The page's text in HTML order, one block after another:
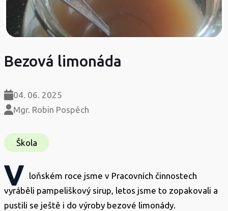
Bezová limonáda
04. 06. 2025
Mgr. Robin Pospěch
Škola
V
loňském roce jsme v Pracovních činnostech
vyráběli pampeliškový sirup, letos jsme to zopakovali a
pustili se ještě i do výroby bezové limonády.